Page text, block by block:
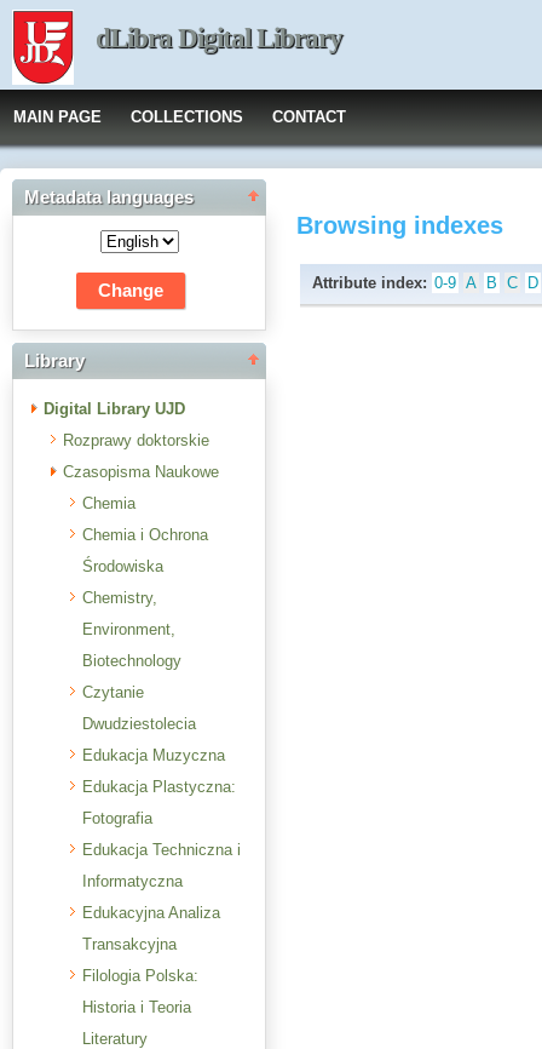
dLibra Digital Library
MAIN PAGE COLLECTIONS CONTACT
Metadata languages
Library
Digital Library UJD
Rozprawy doktorskie
Czasopisma Naukowe
Chemia
Chemia i Ochrona
Środowiska
Chemistry,
Environment,
Biotechnology
Czytanie
Dwudziestolecia
Edukacja Muzyczna
Edukacja Plastyczna:
Fotografia
Edukacja Techniczna i
Informatyczna
Edukacyjna Analiza
Transakcyjna
Filologia Polska:
Historia i Teoria
Literatury
Browsing indexes
Attribute index: 0-9 A B C D